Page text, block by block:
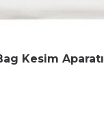
Kesim Aparatı